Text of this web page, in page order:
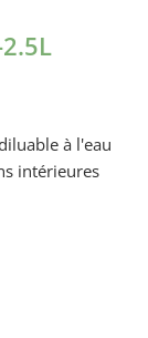
à l'eau
intérieures